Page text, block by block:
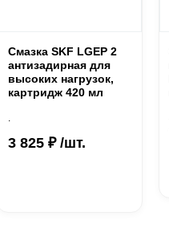
Смазка SKF LGEP 2
антизадирная для
высоких нагрузок,
картридж 420 мл
.
3 825 ₽ /шт.